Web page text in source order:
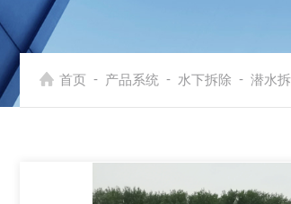
首页 - 产品系统 - 水下拆除 - 潜水